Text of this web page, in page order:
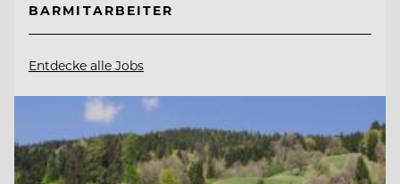
BARMITARBEITER
Entdecke alle Jobs